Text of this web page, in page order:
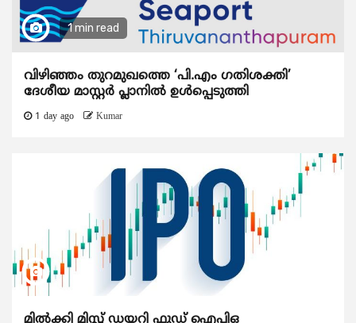
1 min read
വിഴിഞ്ഞം തുറമുഖത്തെ ‘പി.എം ഗതിശക്തി’
ദേശീയ മാസ്റ്റർ പ്ലാനിൽ ഉൾപ്പെടുത്തി
1 day ago Kumar
മിൽക്കി മിസ്റ്റ് ഡയറി ഫുഡ് ഐപിഒ